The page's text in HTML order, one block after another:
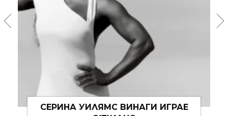
МУЗИКАЛНИТЕ КОНЦЕРТИ СА
НОВОТО STYLE INSPO